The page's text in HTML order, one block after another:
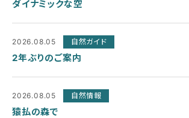
ダイナミックな空
2026.08.05 自然ガイド
2年ぶりのご案内
2026.08.05 自然情報
猿払の森で